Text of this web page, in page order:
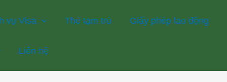
vụ Visa Thẻ tạm trú Giấy phép lao động
Liên hệ